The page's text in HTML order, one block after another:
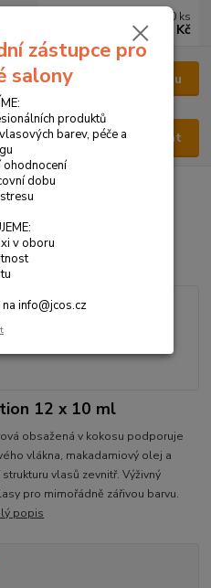
Menu
Hledat
0 ks
0 Kč
- Color lotion 12 x 10 ml
lotion 12 x 10
12 x 10 ml
obsažená v kokosu podporuje
vlákna, makadamiový olej a
vlasů zevnitř. Výživný
pro mimořádně zářivou barvu.
popis
zástupce pro
salony
produktů
barev, péče a
ohodnocení
dobu
v oboru
info@jcos.cz